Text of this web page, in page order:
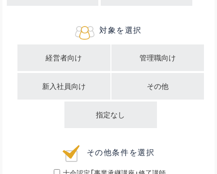
対象を選択
経営者向け 管理職向け
新入社員向け その他
指定なし
その他条件を選択